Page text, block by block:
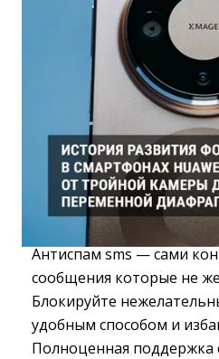
Антиспам sms — сами
сообщения которые не
Блокируйте
удобным способом и
Полноценная поддержка